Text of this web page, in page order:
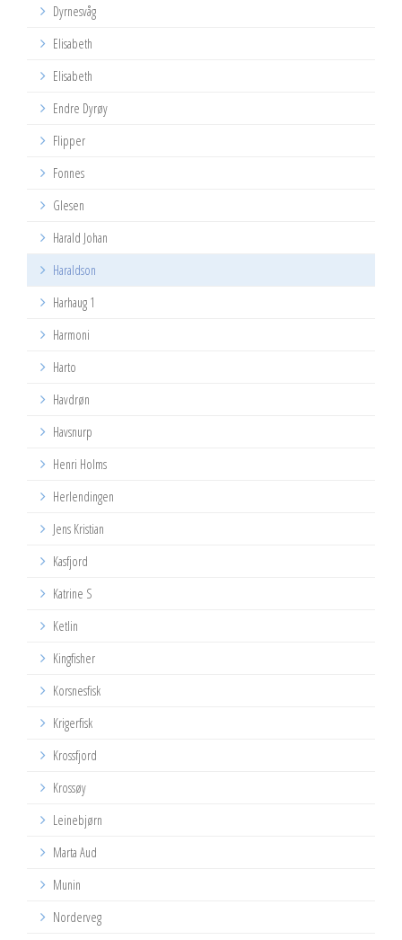
Dyrnesvåg
Elisabeth
Elisabeth
Endre Dyrøy
Flipper
Fonnes
Glesen
Harald Johan
Haraldson
Harhaug 1
Harmoni
Harto
Havdrøn
Havsnurp
Henri Holms
Herlendingen
Jens Kristian
Kasfjord
Katrine S
Ketlin
Kingfisher
Korsnesfisk
Krigerfisk
Krossfjord
Krossøy
Leinebjørn
Marta Aud
Munin
Norderveg